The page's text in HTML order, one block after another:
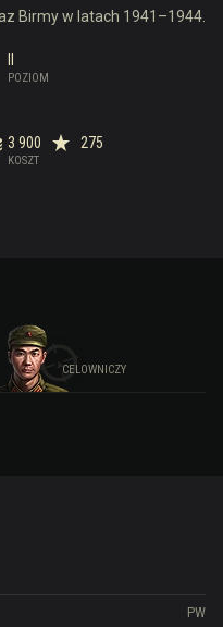
Birmy w latach 1941–1944.
POZIOM
KOSZT
3 900 275
CELOWNICZY
PW